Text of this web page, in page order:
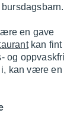
en gave
kan fint
og oppvaskfri
i, kan være en